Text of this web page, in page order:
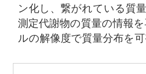
ン化し、繋がれている質
測定代謝物の質量の情報
ルの解像度で質量分布を